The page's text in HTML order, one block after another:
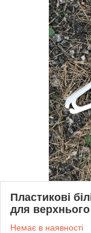
Пластикові
для
Немає в наявності